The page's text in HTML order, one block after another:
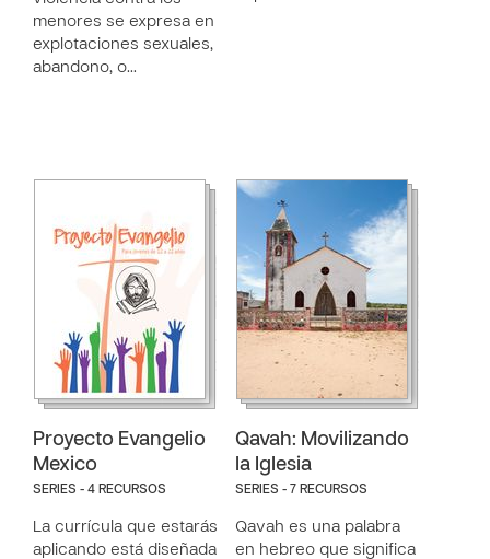
menores se expresa en
explotaciones sexuales,
abandono, o…
Proyecto Evangelio
Mexico
SERIES - 4 RECURSOS
La currícula que estarás
aplicando está diseñada
Qavah: Movilizando
la Iglesia
SERIES - 7 RECURSOS
Qavah es una palabra
en hebreo que significa